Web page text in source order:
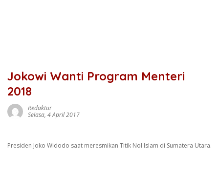
Jokowi Wanti Program Menteri
2018
Redaktur
Selasa, 4 April 2017
Presiden Joko Widodo saat meresmikan Titik Nol Islam di Sumatera Utara.